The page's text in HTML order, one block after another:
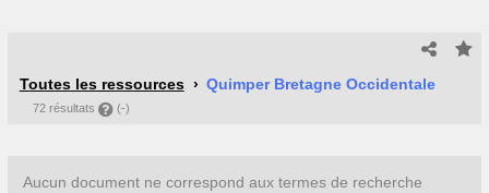
Toutes les ressources Quimper Bretagne Occidentale
72 résultats (-)
Aucun document ne correspond aux termes de recherche